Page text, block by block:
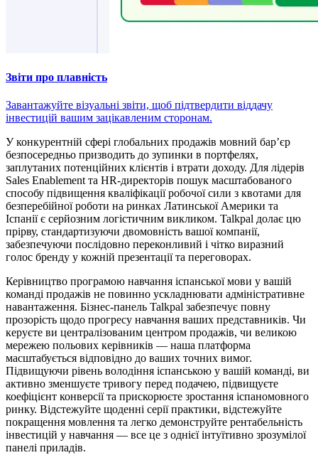
Звіти про плавність
Завантажуйте візуальні звіти, щоб підтвердити віддачу
інвестицій вашим зацікавленим сторонам.
У конкурентній сфері глобальних продажів мовний бар’єр
безпосередньо призводить до зупинки в портфелях,
заплутаних потенційних клієнтів і втрати доходу. Для лідерів
Sales Enablement та HR-директорів пошук масштабованого
способу підвищення кваліфікації робочої сили з квотами для
безперебійної роботи на ринках Латинської Америки та
Іспанії є серйозним логістичним викликом. Talkpal долає цю
прірву, стандартизуючи двомовність вашої компанії,
забезпечуючи послідовно переконливий і чітко виразний
голос бренду у кожній презентації та переговорах.
Керівництво програмою навчання іспанської мови у вашій
команді продажів не повинно ускладнювати адміністративне
навантаження. Бізнес-панель Talkpal забезпечує повну
прозорість щодо прогресу навчання ваших представників. Чи
керуєте ви централізованим центром продажів, чи великою
мережею польових керівників — наша платформа
масштабується відповідно до ваших точних вимог.
Підвищуючи рівень володіння іспанською у вашій команді, ви
активно зменшуєте тривогу перед подачею, підвищуєте
коефіцієнт конверсії та прискорюєте зростання іспаномовного
ринку. Відстежуйте щоденні серії практики, відстежуйте
покращення мовлення та легко демонструйте рентабельність
інвестицій у навчання — все це з однієї інтуїтивно зрозумілої
панелі приладів.